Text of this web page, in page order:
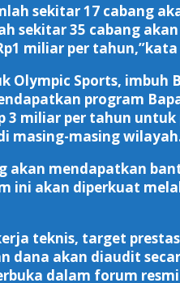
sekitar 17 cabang
sekitar 35 cabang
miliar per
Olympic Sports,
program
miliar per tahun
masing-masing
mendapatkan
akan diperkuat
teknis, target
akan diaudit
dalam forum resmi